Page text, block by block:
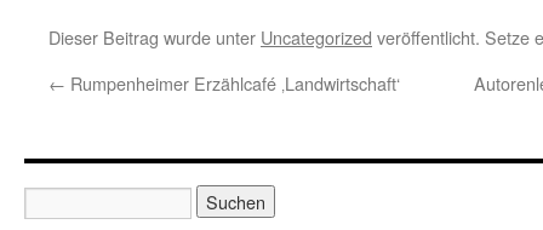
Dieser Beitrag wurde unter Uncategorized veröffentlicht. Setze
← Rumpenheimer Erzählcafé ‚Landwirtschaft‘